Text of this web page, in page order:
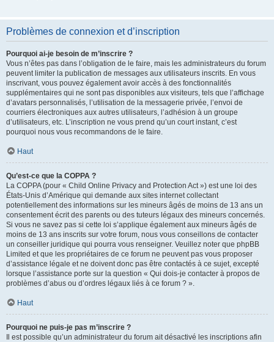
Problèmes de connexion et d’inscription
Pourquoi ai-je besoin de m’inscrire ?
Vous n’êtes pas dans l’obligation de le faire, mais les administrateurs du forum
peuvent limiter la publication de messages aux utilisateurs inscrits. En vous
inscrivant, vous pouvez également avoir accès à des fonctionnalités
supplémentaires qui ne sont pas disponibles aux visiteurs, tels que l’affichage
d’avatars personnalisés, l’utilisation de la messagerie privée, l’envoi de
courriers électroniques aux autres utilisateurs, l’adhésion à un groupe
d’utilisateurs, etc. L’inscription ne vous prend qu’un court instant, c’est
pourquoi nous vous recommandons de le faire.
Haut
Qu’est-ce que la COPPA ?
La COPPA (pour « Child Online Privacy and Protection Act ») est une loi des
États-Unis d’Amérique qui demande aux sites internet collectant
potentiellement des informations sur les mineurs âgés de moins de 13 ans un
consentement écrit des parents ou des tuteurs légaux des mineurs concernés.
Si vous ne savez pas si cette loi s’applique également aux mineurs âgés de
moins de 13 ans inscrits sur votre forum, nous vous conseillons de contacter
un conseiller juridique qui pourra vous renseigner. Veuillez noter que phpBB
Limited et que les propriétaires de ce forum ne peuvent pas vous proposer
d’assistance légale et ne doivent donc pas être contactés à ce sujet, excepté
lorsque l’assistance porte sur la question « Qui dois-je contacter à propos de
problèmes d’abus ou d’ordres légaux liés à ce forum ? ».
Haut
Pourquoi ne puis-je pas m’inscrire ?
Il est possible qu’un administrateur du forum ait désactivé les inscriptions afin